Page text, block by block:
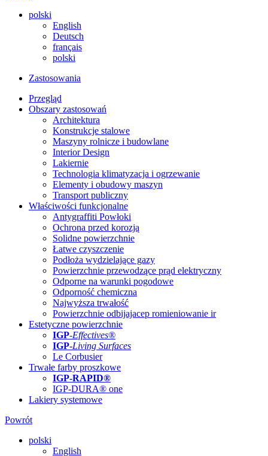
polski
English
Deutsch
français
polski
Zastosowania
Przegląd
Obszary zastosowań
Architektura
Konstrukcje stalowe
Maszyny rolnicze i budowlane
Interior Design
Lakiernie
Technologia klimatyzacja i ogrzewanie
Elementy i obudowy maszyn
Transport publiczny
Właściwości funkcjonalne
Antygraffiti Powłoki
Ochrona przed korozją
Solidne powierzchnie
Łatwe czyszczenie
Podłoża wydzielające gazy
Powierzchnie przewodzące prąd elektryczny
Odporne na warunki pogodowe
Odporność chemiczna
Najwyższa trwałość
Powierzchnie odbijajacep romieniowanie ir
Estetyczne powierzchnie
IGP-Effectives®
IGP-Living Surfaces
Le Corbusier
Trwałe farby proszkowe
IGP-RAPID®
IGP-DURA® one
Lakiery systemowe
Powrót
polski
English